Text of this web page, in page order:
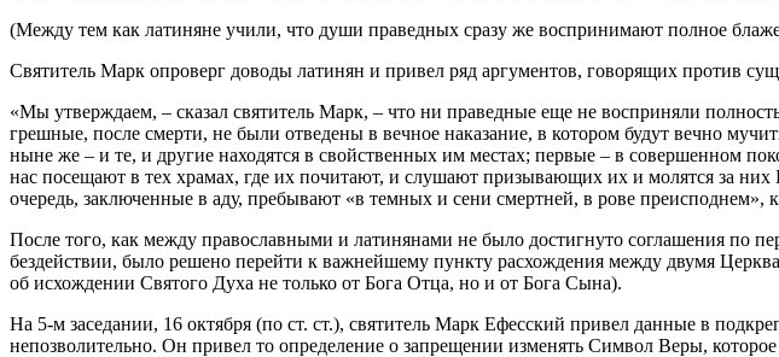
(Между тем как латиняне учили, что души праведных сразу же воспринимают полное
Святитель Марк опроверг доводы латинян и привел ряд аргументов, говорящих против
«Мы утверждаем, – сказал святитель Марк, – что ни праведные еще не восприняли
грешные, после смерти, не были отведены в вечное наказание, в котором будут вечно
ныне же – и те, и другие находятся в свойственных им местах; первые – в совершенном
нас посещают в тех храмах, где их почитают, и слушают призывающих их и молятся за
очередь, заключенные в аду, пребывают «в темных и сени смертней, в рове преисподнем»,
После того, как между православными и латинянами не было достигнуто соглашения по
бездействии, было решено перейти к важнейшему пункту расхождения между двумя
об исхождении Святого Духа не только от Бога Отца, но и от Бога Сына).
На 5-м заседании, 16 октября (по ст. ст.), святитель Марк Ефесский привел данные в
непозволительно. Он привел то определение о запрещении изменять Символ Веры,